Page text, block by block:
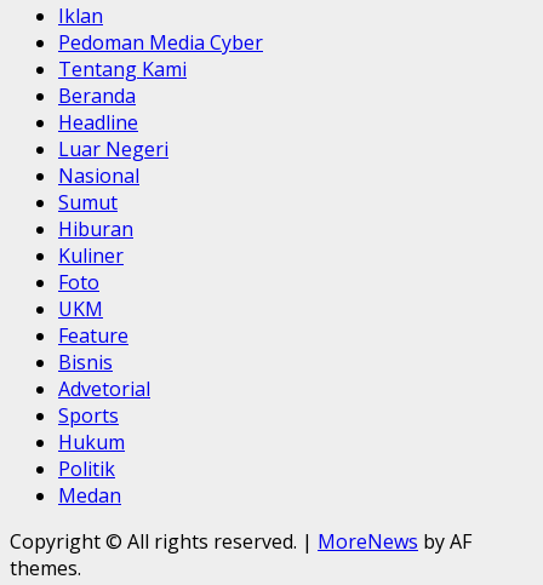
Iklan
Pedoman Media Cyber
Tentang Kami
Beranda
Headline
Luar Negeri
Nasional
Sumut
Hiburan
Kuliner
Foto
UKM
Feature
Bisnis
Advetorial
Sports
Hukum
Politik
Medan
Copyright © All rights reserved. | MoreNews by AF
themes.